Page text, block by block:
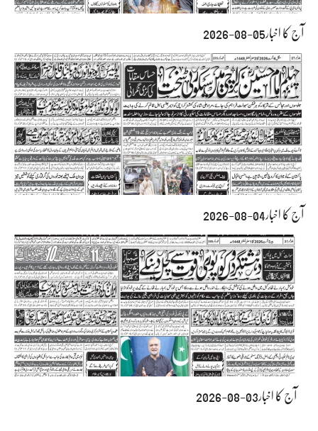
آج کا اخبار05-08-2026
آج کا اخبار04-08-2026
آج کا اخبار03-08-2026